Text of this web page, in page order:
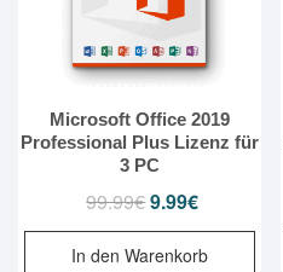
Microsoft Office 2019
Professional Plus Lizenz für
3 PC
99.99€Ursprünglicher
Preis
war:
9.99€
Preis
ist:
In den Warenkorb